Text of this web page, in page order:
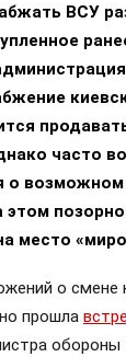
ВСУ
часто
о
этом
место
о
прошла
обороны